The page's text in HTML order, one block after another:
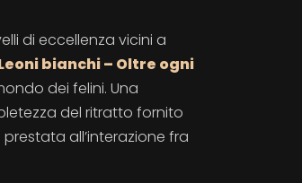
di eccellenza vicini a
bianchi – Oltre ogni
dei felini. Una
del ritratto fornito
all’interazione fra